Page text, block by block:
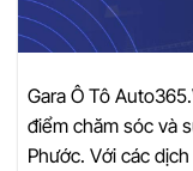
Gara Ô Tô
điểm chăm sóc và
Phước. Với các